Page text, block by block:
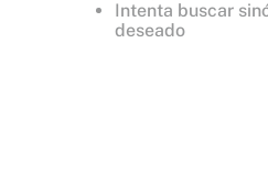
Intenta buscar
deseado